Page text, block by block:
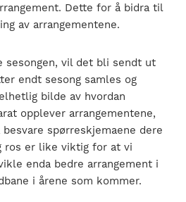
Dette for å bidra til
av arrangementene.
sesongen, vil det bli sendt ut
endt sesong samles og
bilde av hvordan
opplever arrangementene,
spørreskjemaene dere
ros er like viktig for at vi
enda bedre arrangement i
i årene som kommer.